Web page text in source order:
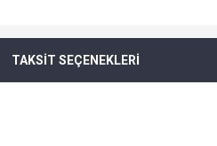
TAKSİT SEÇENEKLERİ